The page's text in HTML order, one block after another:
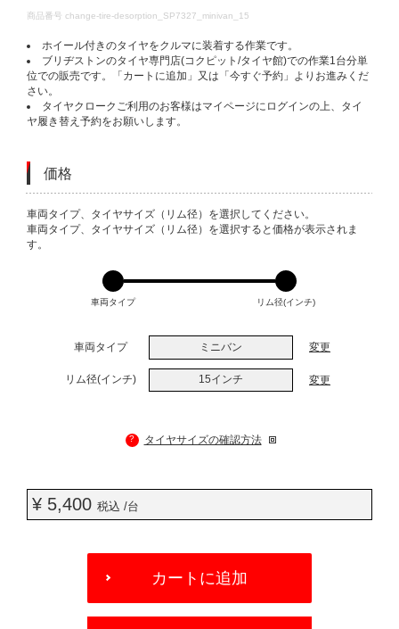
DETAILS
商品番号 change-tire-desorption_SP7327_minivan_15
ホイール付きのタイヤをクルマに装着する作業です。
ブリヂストンのタイヤ専門店(コクピット/タイヤ館)での作業1台分単
位での販売です。「カートに追加」又は「今すぐ予約」よりお進みくだ
さい。
タイヤクロークご利用のお客様はマイページにログインの上、タイ
ヤ履き替え予約をお願いします。
価格
VARIATIONS
車両タイプ、タイヤサイズ（リム径）を選択してください。
車両タイプ、タイヤサイズ（リム径）を選択すると価格が表示されま
す。
車両タイプ リム径(インチ)
車両タイプ ミニバン 変更
リム径(インチ) 15インチ 変更
? タイヤサイズの確認方法
¥ 5,400 税込 /台
OPTIONS
カートに追加